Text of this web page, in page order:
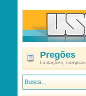
Pregões
Licitações, compras